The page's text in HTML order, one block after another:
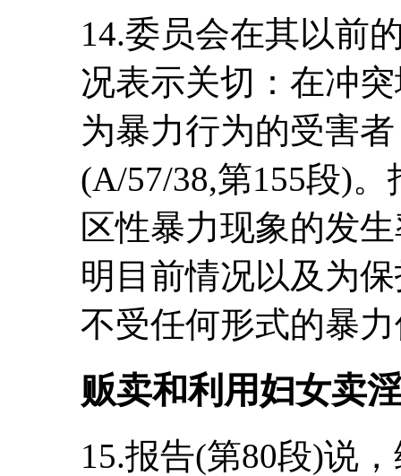
14.委员会在其以前
况表示关切：在冲
为暴力行为的受害
(A/57/38,第155段)
区性暴力现象的发
明目前情况以及为
不受任何形式的暴
贩卖和利用妇女卖
15.报告(第80段)说